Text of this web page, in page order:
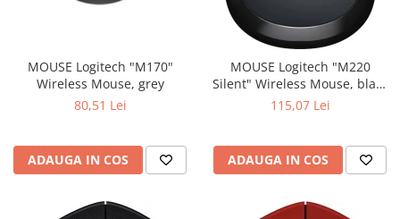
MOUSE Logitech "M170"
Wireless Mouse, grey
80,51 Lei
ADAUGA IN COS
MOUSE Logitech "M220
Silent" Wireless Mouse, black
"910-004878" (include timbru115,07 Lei
ADAUGA IN COS